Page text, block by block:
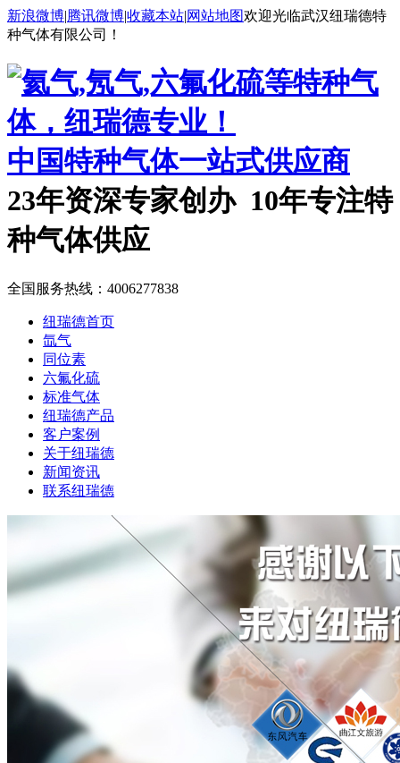
新浪微博|腾讯微博|收藏本站|网站地图欢迎光临武汉纽瑞德特
种气体有限公司！
中国特种气体一站式供应商
23年资深专家创办 10年专注特
种气体供应
全国服务热线： 4006277838
纽瑞德首页
氙气
同位素
六氟化硫
标准气体
纽瑞德产品
客户案例
关于纽瑞德
新闻资讯
联系纽瑞德